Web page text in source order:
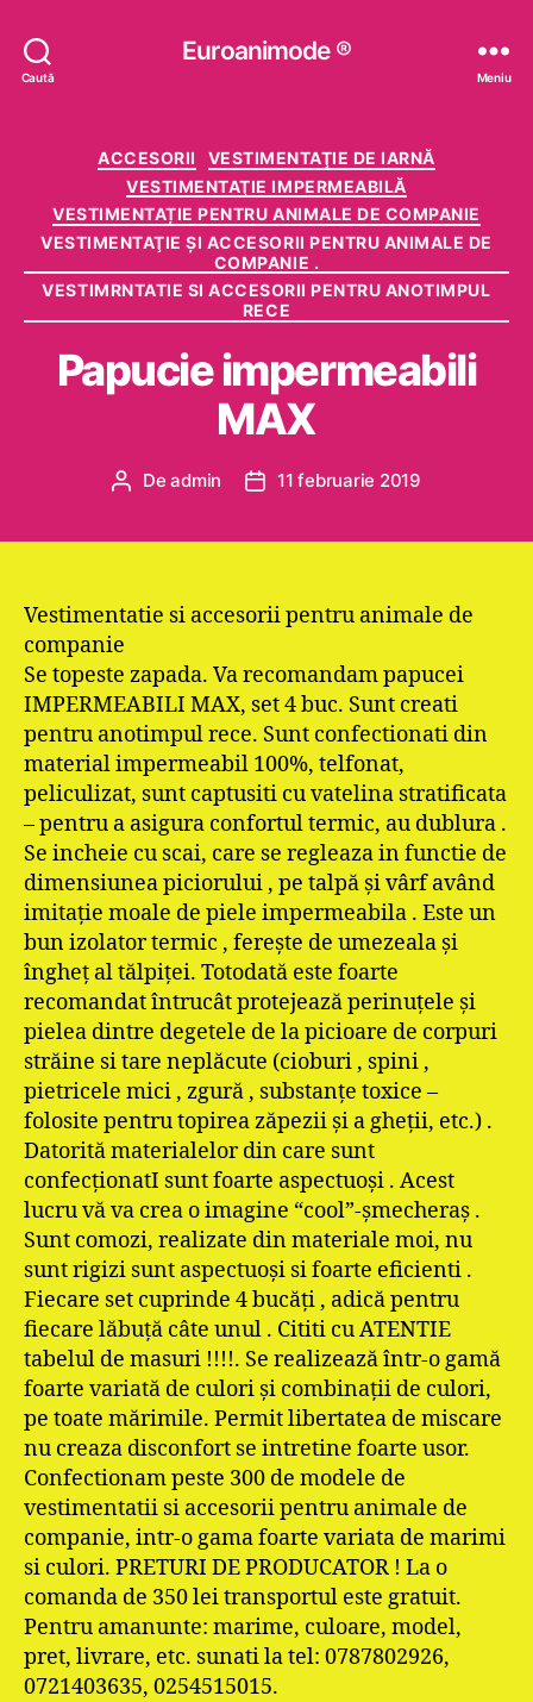
Caută
Euroanimode ®
Meniu
Categorii
ACCESORII
VESTIMENTAŢIE DE IARNĂ
VESTIMENTAŢIE IMPERMEABILĂ
VESTIMENTAȚIE PENTRU ANIMALE DE COMPANIE
VESTIMENTAŢIE ŞI ACCESORII PENTRU ANIMALE DE
COMPANIE .
VESTIMRNTATIE SI ACCESORII PENTRU ANOTIMPUL
RECE
Papucie impermeabili
MAX
Autor
Deadmin
Dată11 februarie 2019
Vestimentatie si accesorii pentru animale de
companie
Se topeste zapada. Va recomandam papucei
IMPERMEABILI MAX, set 4 buc. Sunt creati
pentru anotimpul rece. Sunt confectionati din
material impermeabil 100%, telfonat,
peliculizat, sunt captusiti cu vatelina stratificata
– pentru a asigura confortul termic, au dublura .
Se incheie cu scai, care se regleaza in functie de
dimensiunea piciorului , pe talpă şi vârf având
imitaţie moale de piele impermeabila . Este un
bun izolator termic , fereşte de umezeala şi
îngheţ al tălpiţei. Totodată este foarte
recomandat întrucât protejează perinuţele şi
pielea dintre degetele de la picioare de corpuri
străine si tare neplăcute (cioburi , spini ,
pietricele mici , zgură , substanţe toxice –
folosite pentru topirea zăpezii şi a gheţii, etc.) .
Datorită materialelor din care sunt
confecţionatI sunt foarte aspectuoşi . Acest
lucru vă va crea o imagine “cool”-şmecheraş .
Sunt comozi, realizate din materiale moi, nu
sunt rigizi sunt aspectuoşi si foarte eficienti .
Fiecare set cuprinde 4 bucăţi , adică pentru
fiecare lăbuţă câte unul . Cititi cu ATENTIE
tabelul de masuri !!!!. Se realizează într-o gamă
foarte variată de culori şi combinaţii de culori,
pe toate mărimile. Permit libertatea de miscare
nu creaza disconfort se intretine foarte usor.
Confectionam peste 300 de modele de
vestimentatii si accesorii pentru animale de
companie, intr-o gama foarte variata de marimi
si culori. PRETURI DE PRODUCATOR ! La o
comanda de 350 lei transportul este gratuit.
Pentru amanunte: marime, culoare, model,
pret, livrare, etc. sunati la tel: 0787802926,
0721403635, 0254515015.